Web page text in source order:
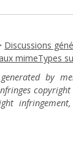
Discussions
mimeTypes
by